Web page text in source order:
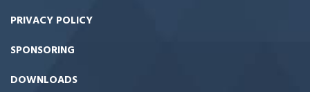
PRIVACY POLICY
SPONSORING
DOWNLOADS